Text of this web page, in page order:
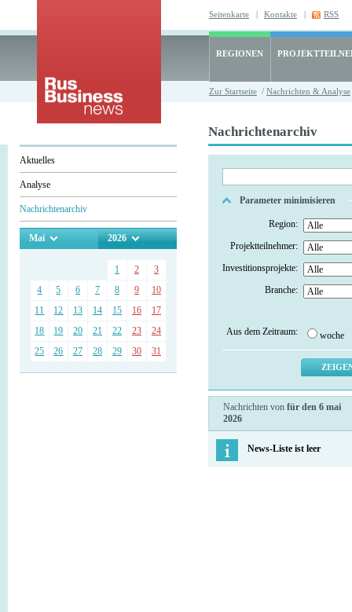
Seitenkarte | Kontakte | RSS
REGIONEN
Zur Startseite / Nachrichten & Analyse
Aktuelles
Analyse
Nachrichtenarchiv
Mai 2026
1 2
3
4
5 6 7 8 9
10
11
12 13 14 15 16
17
18
19 20 21 22 23
24
25
26 27 28 29 30 31
Nachrichtenarchiv
Parameter minimisieren
Region:
Projektteilnehmer:
Investitionsprojekte:
Branche:
Aus dem Zeitraum: woche
Nachrichten von für den 6 mai
2026
News-Liste ist leer